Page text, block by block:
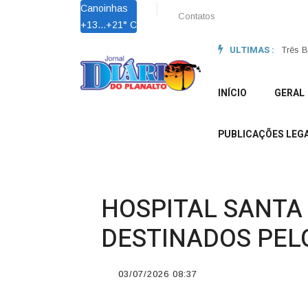
Canoinhas
+13...+21° C
Contatos
ULTIMAS :
INÍCIO GERAL
PUBLICAÇÕES
HOSPITAL
DESTINADOS
03/07/2026 08:37